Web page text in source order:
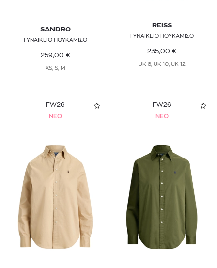
SANDRO
ΓΥΝΑΙΚΕΙΟ ΠΟΥΚΑΜΙΣΟ
259,00 €
XS, S, M
REISS
ΓΥΝΑΙΚΕΙΟ ΠΟΥΚΑΜΙΣΟ
235,00 €
UK 8, UK 10, UK 12
FW26
NEO
FW26
NEO